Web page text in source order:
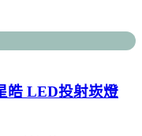
皓 LED投射崁燈